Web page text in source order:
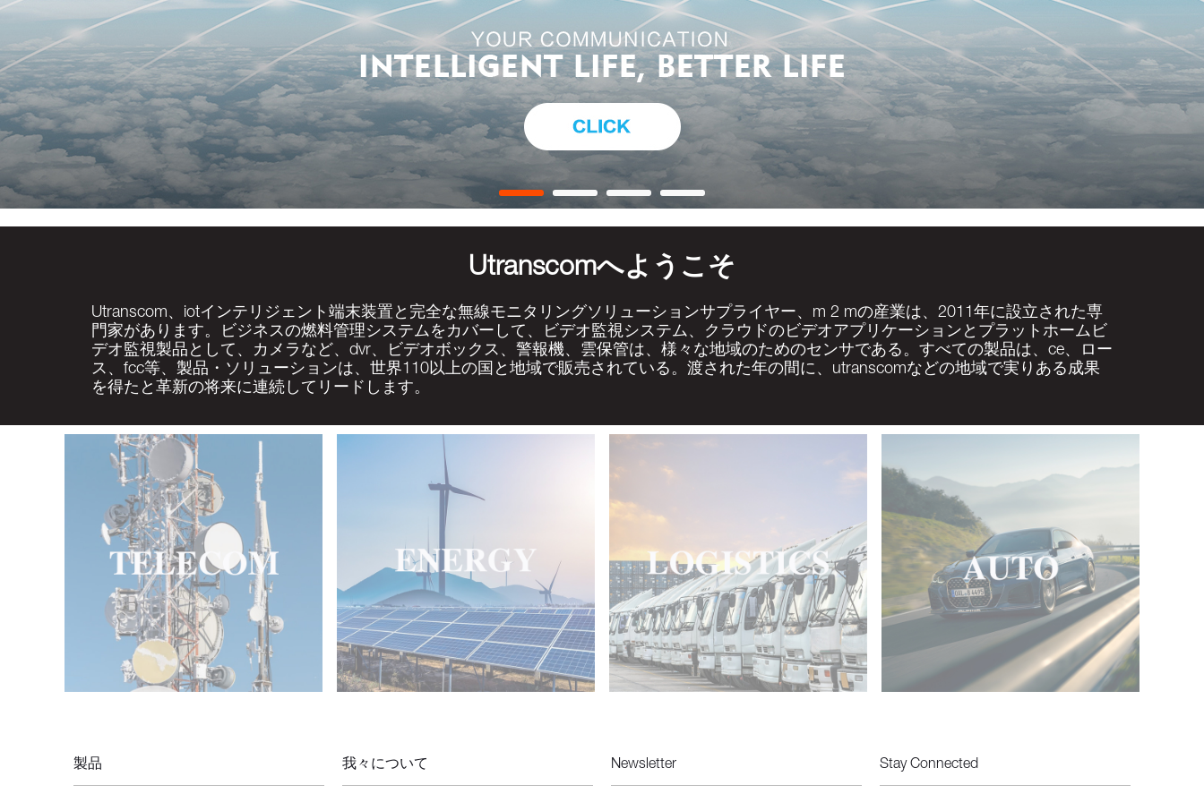
Utranscomへようこそ
Utranscom、iotインテリジェント端末装置と完全な無線モニタリングソリューションサプライヤー、m 2 mの産業は、2011年に設立された専
門家があります。ビジネスの燃料管理システムをカバーして、ビデオ監視システム、クラウドのビデオアプリケーションとプラットホームビ
デオ監視製品として、カメラなど、dvr、ビデオボックス、警報機、雲保管は、様々な地域のためのセンサである。すべての製品は、ce、ロー
ス、fcc等、製品・ソリューションは、世界110以上の国と地域で販売されている。渡された年の間に、utranscomなどの地域で実りある成果
を得たと革新の将来に連続してリードします。
製品 我々について Newsletter Stay Connected